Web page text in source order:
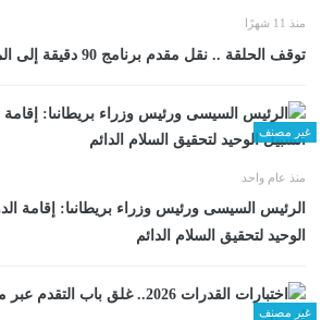
منذ 11 شهرًا
توقف الحلقة .. نقل مقدم برنامج 90 دقيقة إلى المستشفى في وعكة
غير مصنف
منذ عام واحد
الرئيس السيسى ورئيس وزراء بريطانىا: إقامة
الوحيد لتحقيق السلام الدائم
غير مصنف